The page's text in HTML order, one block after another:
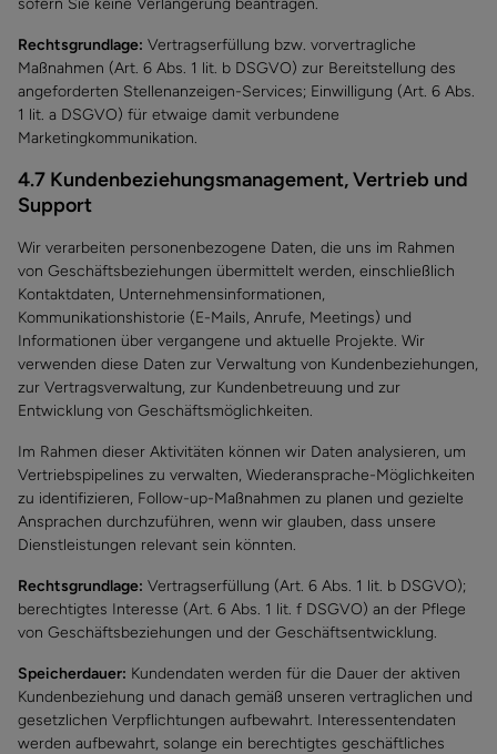
sofern Sie keine Verlängerung beantragen.
Rechtsgrundlage: Vertragserfüllung bzw. vorvertragliche
Maßnahmen (Art. 6 Abs. 1 lit. b DSGVO) zur Bereitstellung des
angeforderten Stellenanzeigen-Services; Einwilligung (Art. 6 Abs.
1 lit. a DSGVO) für etwaige damit verbundene
Marketingkommunikation.
4.7 Kundenbeziehungsmanagement, Vertrieb und
Support
Wir verarbeiten personenbezogene Daten, die uns im Rahmen
von Geschäftsbeziehungen übermittelt werden, einschließlich
Kontaktdaten, Unternehmensinformationen,
Kommunikationshistorie (E-Mails, Anrufe, Meetings) und
Informationen über vergangene und aktuelle Projekte. Wir
verwenden diese Daten zur Verwaltung von Kundenbeziehungen,
zur Vertragsverwaltung, zur Kundenbetreuung und zur
Entwicklung von Geschäftsmöglichkeiten.
Im Rahmen dieser Aktivitäten können wir Daten analysieren, um
Vertriebspipelines zu verwalten, Wiederansprache-Möglichkeiten
zu identifizieren, Follow-up-Maßnahmen zu planen und gezielte
Ansprachen durchzuführen, wenn wir glauben, dass unsere
Dienstleistungen relevant sein könnten.
Rechtsgrundlage: Vertragserfüllung (Art. 6 Abs. 1 lit. b DSGVO);
berechtigtes Interesse (Art. 6 Abs. 1 lit. f DSGVO) an der Pflege
von Geschäftsbeziehungen und der Geschäftsentwicklung.
Speicherdauer: Kundendaten werden für die Dauer der aktiven
Kundenbeziehung und danach gemäß unseren vertraglichen und
gesetzlichen Verpflichtungen aufbewahrt. Interessentendaten
werden aufbewahrt, solange ein berechtigtes geschäftliches